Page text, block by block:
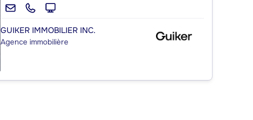
GUIKER IMMOBILIER INC.
Agence immobilière